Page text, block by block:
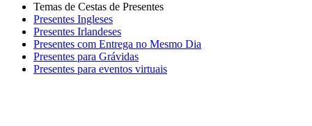
Temas de Cestas de Presentes
Presentes Ingleses
Presentes Irlandeses
Presentes com Entrega no Mesmo Dia
Presentes para Grávidas
Presentes para eventos virtuais